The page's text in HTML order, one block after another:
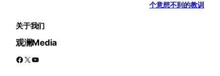
个意想不到的教训
关于我们
观澜Media
Facebook X YouTube